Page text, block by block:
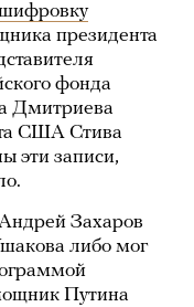
президента
фонда
Дмитриева
США Стива
эти записи,
Захаров
либо мог
Путина